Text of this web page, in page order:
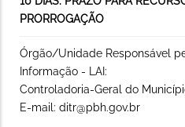
PRORROGAÇÃO
Órgão/Unidade Responsável
Informação - LAI:
Controladoria-Geral do
E-mail: ditr@pbh.gov.br